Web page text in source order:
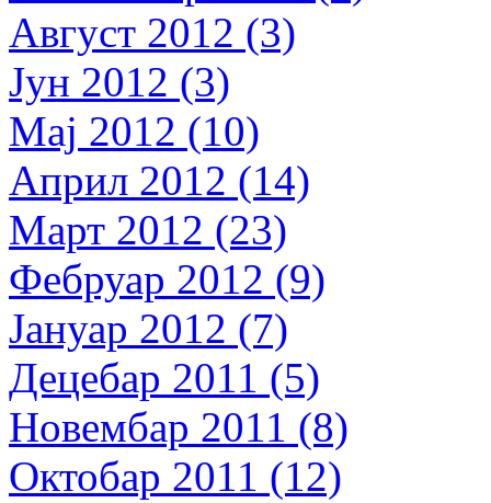
Август 2012 (3)
Јун 2012 (3)
Мај 2012 (10)
Април 2012 (14)
Март 2012 (23)
Фебруар 2012 (9)
Јануар 2012 (7)
Децебар 2011 (5)
Новембар 2011 (8)
Октобар 2011 (12)